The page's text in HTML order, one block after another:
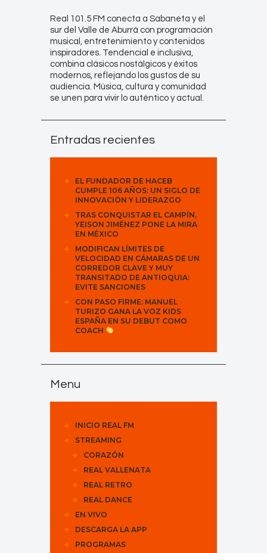
Real 101.5 FM conecta a Sabaneta y el
sur del Valle de Aburrá con programación
musical, entretenimiento y contenidos
inspiradores. Tendencial e inclusiva,
combina clásicos nostálgicos y éxitos
modernos, reflejando los gustos de su
audiencia. Música, cultura y comunidad
se unen para vivir lo auténtico y actual.
Entradas recientes
EL FUNDADOR DE HACEB
CUMPLE 106 AÑOS: UN SIGLO DE
INNOVACIÓN Y LIDERAZGO
TRAS CONQUISTAR EL CAMPÍN,
YEISON JIMÉNEZ PONE LA MIRA
EN MÉXICO
MODIFICAN LÍMITES DE
VELOCIDAD EN CÁMARAS DE UN
CORREDOR CLAVE Y MUY
TRANSITADO DE ANTIOQUIA:
EVITE SANCIONES
CON PASO FIRME: MANUEL
TURIZO GANA LA VOZ KIDS
ESPAÑA EN SU DEBUT COMO
COACH
Menu
INICIO REAL FM
STREAMING
CORAZÓN
REAL VALLENATA
REAL RETRO
REAL DANCE
EN VIVO
DESCARGA LA APP
PROGRAMAS